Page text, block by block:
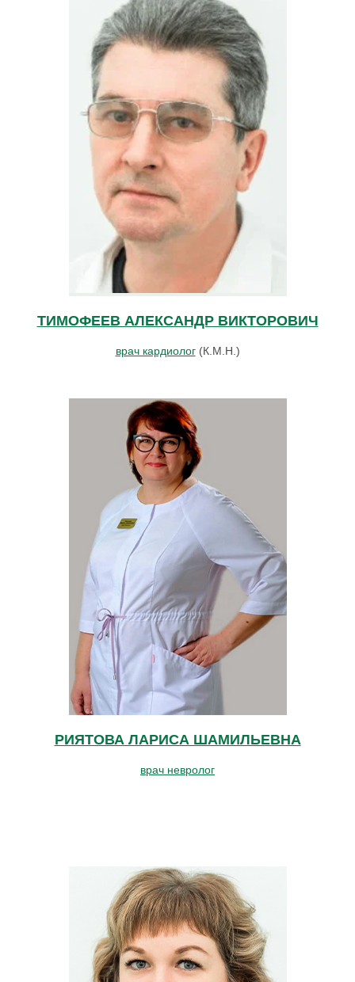
ТИМОФЕЕВ АЛЕКСАНДР ВИКТОРОВИЧ
врач кардиолог(К.М.Н.)
РИЯТОВА ЛАРИСА ШАМИЛЬЕВНА
врач невролог